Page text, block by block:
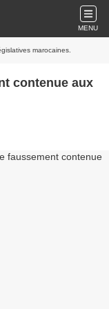
MENU
marocaines.
contenue aux